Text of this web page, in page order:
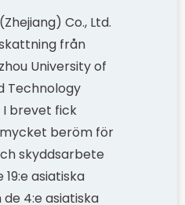
Co., Ltd.
från
University of
Technology
I brevet fick
beröm för
skyddsarbete
asiatiska
4:e asiatiska